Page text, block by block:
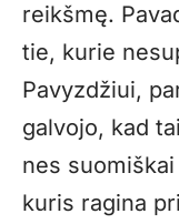
reikšmę.
tie, kurie
Pavyzdžiui,
galvojo, kad
nes
kuris ragina